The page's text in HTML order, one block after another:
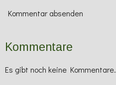
Kommentar absenden
Kommentare
Es gibt noch keine Kommentare.